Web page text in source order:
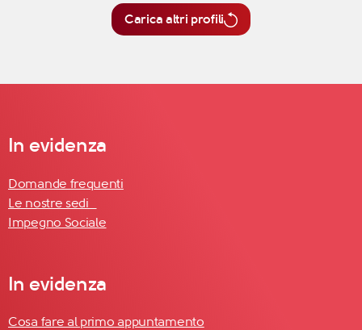
Carica altri profili
In evidenza
Domande frequenti
Le nostre sedi
Impegno Sociale
In evidenza
Cosa fare al primo appuntamento